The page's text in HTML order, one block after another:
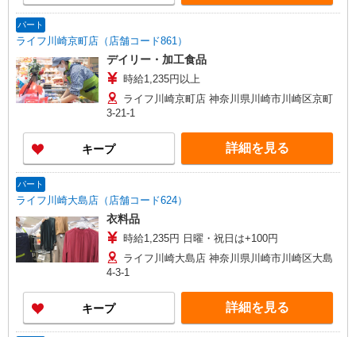
パート
ライフ川崎京町店（店舗コード861）
デイリー・加工食品
時給1,235円以上
ライフ川崎京町店 神奈川県川崎市川崎区京町
3-21-1
キープ 詳細を見る
パート
ライフ川崎大島店（店舗コード624）
衣料品
時給1,235円 日曜・祝日は+100円
ライフ川崎大島店 神奈川県川崎市川崎区大島
4-3-1
キープ 詳細を見る